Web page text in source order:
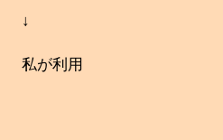
↓
私が利用